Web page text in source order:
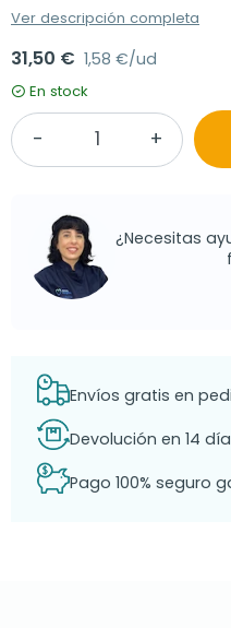
Ver descripción completa
31,50 € 1,58 €/ud
En stock
¿Necesitas
Envíos gratis en
Devolución en 14
Pago 100% seguro